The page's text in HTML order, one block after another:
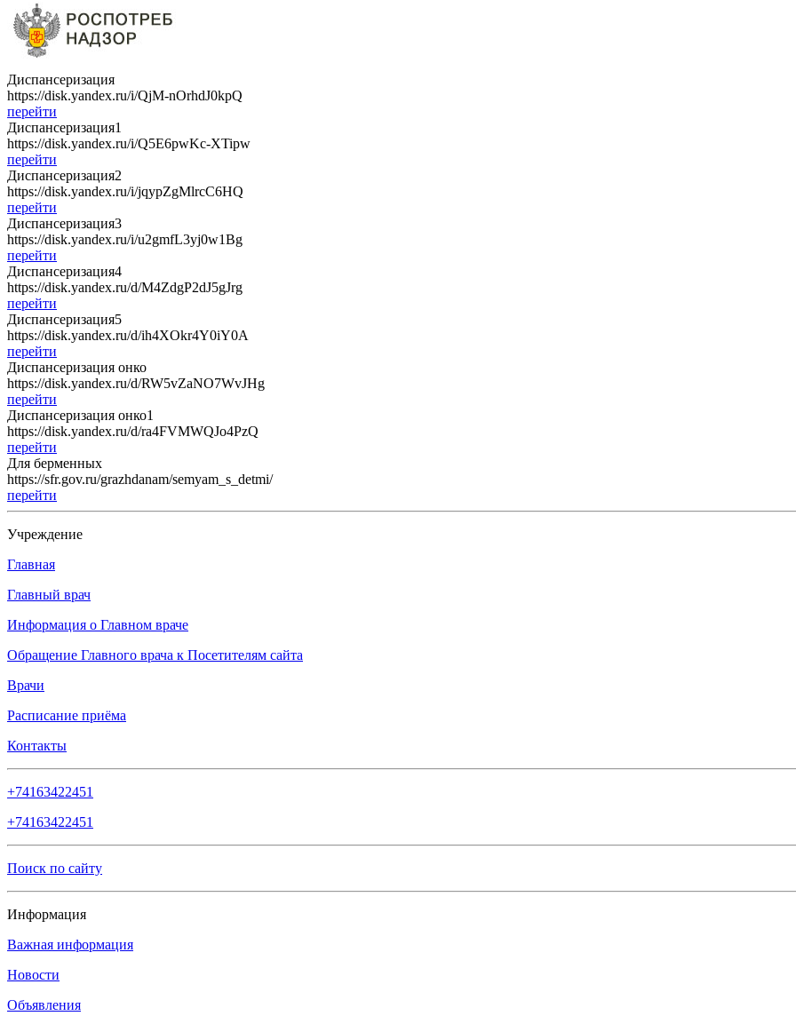
Диспансеризация
https://disk.yandex.ru/i/QjM-nOrhdJ0kpQ
перейти
Диспансеризация1
https://disk.yandex.ru/i/Q5E6pwKc-XTipw
перейти
Диспансеризация2
https://disk.yandex.ru/i/jqypZgMlrcC6HQ
перейти
Диспансеризация3
https://disk.yandex.ru/i/u2gmfL3yj0w1Bg
перейти
Диспансеризация4
https://disk.yandex.ru/d/M4ZdgP2dJ5gJrg
перейти
Диспансеризация5
https://disk.yandex.ru/d/ih4XOkr4Y0iY0A
перейти
Диспансеризация онко
https://disk.yandex.ru/d/RW5vZaNO7WvJHg
перейти
Диспансеризация онко1
https://disk.yandex.ru/d/ra4FVMWQJo4PzQ
перейти
Для берменных
https://sfr.gov.ru/grazhdanam/semyam_s_detmi/
перейти
Учреждение
Главная
Главный врач
Информация о Главном враче
Обращение Главного врача к Посетителям сайта
Врачи
Расписание приёма
Контакты
+74163422451
+74163422451
Поиск по сайту
Информация
Важная информация
Новости
Объявления